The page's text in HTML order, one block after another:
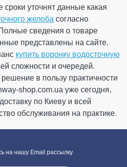
уточнят данные какая
желоба согласно
сведения о товаре
представлены на сайте.
купить воронку водосточную
сложности и очередей.
в пользу практичности
shop.com.ua уже сегодня,
по Киеву и всей
обслуживания на практике.
на нашу Email рассылку